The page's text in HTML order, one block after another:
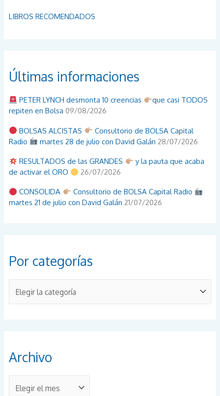
LIBROS RECOMENDADOS
Últimas informaciones
PETER LYNCH desmonta 10 creencias
que casi TODOS
repiten en Bolsa 09/08/2026
BOLSAS ALCISTAS
Consultorio de BOLSA Capital
Radio
martes 28 de julio con David Galán 28/07/2026
RESULTADOS de las GRANDES
y la pauta que acaba
de activar el ORO
26/07/2026
CONSOLIDA
Consultorio de BOLSA Capital Radio
martes 21 de julio con David Galán 21/07/2026
Por categorías
t
e
Archivo